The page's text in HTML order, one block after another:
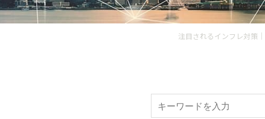
注目されるインフレ対策